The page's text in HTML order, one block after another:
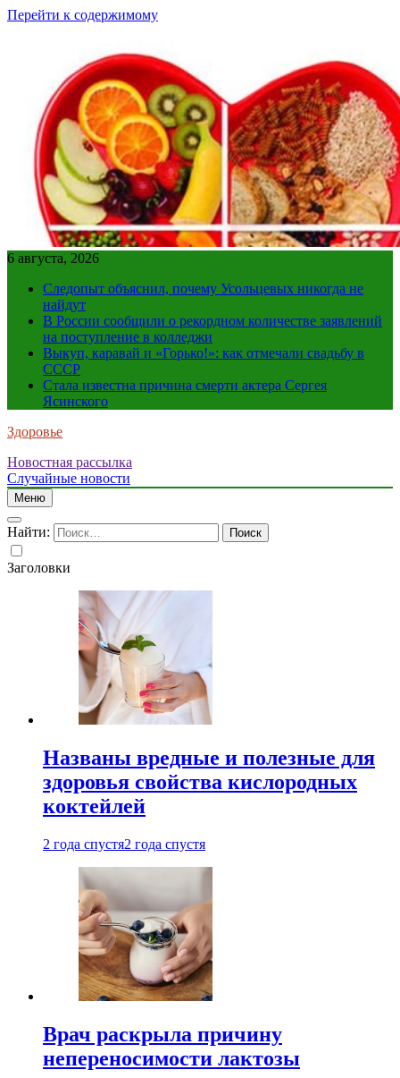
Перейти к содержимому
6 августа, 2026
Следопыт объяснил, почему Усольцевых никогда не
найдут
В России сообщили о рекордном количестве заявлений
на поступление в колледжи
Выкуп, каравай и «Горько!»: как отмечали свадьбу в
СССР
Стала известна причина смерти актера Сергея
Ясинского
Здоровье
Новостная рассылка
Случайные новости
Меню
Найти:
Заголовки
Названы вредные и полезные для
здоровья свойства кислородных
коктейлей
2 года спустя2 года спустя
Врач раскрыла причину
непереносимости лактозы